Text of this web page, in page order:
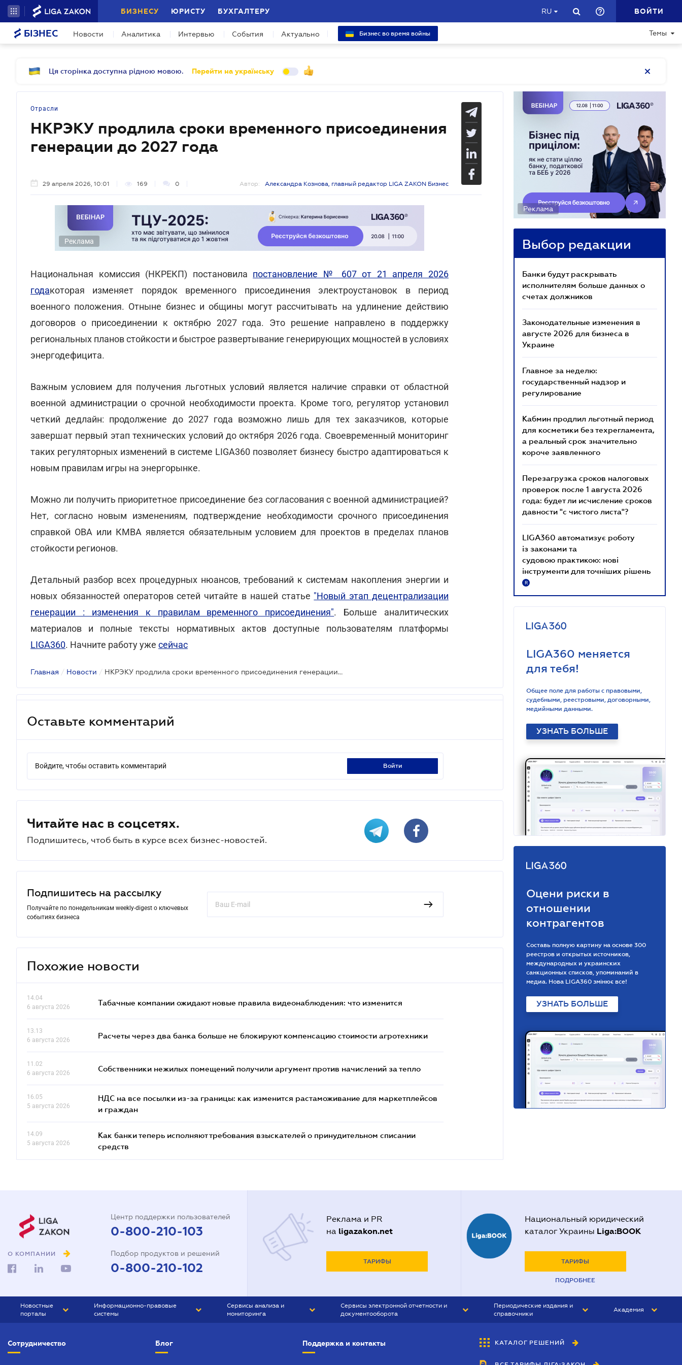
БИЗНЕСУ ЮРИСТУ БУХГАЛТЕРУ RU ВОЙТИ
БІЗНЕС Новости Аналитика Интервью События Актуально Бизнес во время войны Темы
Ця сторінка доступна рідною мовою. Перейти на українську
Отрасли
НКРЭКУ продлила сроки временного присоединения
генерации до 2027 года
29 апреля 2026, 10:01 169 0 Автор: Александра Кознова, главный редактор LIGA ZAKON Бизнес
Реклама
Национальная комиссия (НКРЕКП) постановила постановление № 607 от 21 апреля 2026
годакоторая изменяет порядок временного присоединения электроустановок в период
военного положения. Отныне бизнес и общины могут рассчитывать на удлинение действию
договоров о присоединении к октябрю 2027 года. Это решение направлено в поддержку
региональных планов стойкости и быстрое развертывание генерирующих мощностей в условиях
энергодефицита.
Важным условием для получения льготных условий является наличие справки от областной
военной администрации о срочной необходимости проекта. Кроме того, регулятор установил
четкий дедлайн: продолжение до 2027 года возможно лишь для тех заказчиков, которые
завершат первый этап технических условий до октября 2026 года. Своевременный мониторинг
таких регуляторных изменений в системе LIGA360 позволяет бизнесу быстро адаптироваться к
новым правилам игры на энергорынке.
Можно ли получить приоритетное присоединение без согласования с военной администрацией?
Нет, согласно новым изменениям, подтверждение необходимости срочного присоединения
справкой ОВА или КМВА является обязательным условием для проектов в пределах планов
стойкости регионов.
Детальный разбор всех процедурных нюансов, требований к системам накопления энергии и
новых обязанностей операторов сетей читайте в нашей статье "Новый этап децентрализации
генерации : изменения к правилам временного присоединения". Больше аналитических
материалов и полные тексты нормативных актов доступные пользователям платформы
LIGA360. Начните работу уже сейчас
Главная / Новости / НКРЭКУ продлила сроки временного присоединения генерации до 2027 года
Оставьте комментарий
Войдите, чтобы оставить комментарий войти
Читайте нас в соцсетях.
Подпишитесь, чтоб быть в курсе всех бизнес-новостей.
Подпишитесь на рассылку
Получайте по понедельникам weekly-digest о ключевых
событиях бизнеса
Похожие новости
14.04
6 августа 2026
Табачные компании ожидают новые правила видеонаблюдения: что изменится
13.13
6 августа 2026
Расчеты через два банка больше не блокируют компенсацию стоимости агротехники
11.02
6 августа 2026
Собственники нежилых помещений получили аргумент против начислений за тепло
16.05
5 августа 2026
НДС на все посылки из-за границы: как изменится растаможивание для маркетплейсов
и граждан
14.09
5 августа 2026
Как банки теперь исполняют требования взыскателей о принудительном списании
средств
Реклама
Выбор редакции
Банки будут раскрывать
исполнителям больше данных о
счетах должников
Законодательные изменения в
августе 2026 для бизнеса в
Украине
Главное за неделю:
государственный надзор и
регулирование
Кабмин продлил льготный период
для косметики без техрегламента,
а реальный срок значительно
короче заявленного
Перезагрузка сроков налоговых
проверок после 1 августа 2026
года: будет ли исчисление сроков
давности "с чистого листа"?
LIGA360 автоматизує роботу
із законами та
судовою практикою: нові
інструменти для точніших рішень
R
LIGA360 меняется
для тебя!
Общее поле для работы с правовыми,
судебными, реестровыми, договорными,
медийными данными.
УЗНАТЬ БОЛЬШЕ
Оцени риски в
отношении
контрагентов
Составь полную картину на основе 300
реестров и открытых источников,
международных и украинских
санкционных списков, упоминаний в
медиа. Нова LIGA360 змінює все!
УЗНАТЬ БОЛЬШЕ
О КОМПАНИИ
Центр поддержки пользователей
0-800-210-103
Подбор продуктов и решений
0-800-210-102
Реклама и PR
на ligazakon.net
ТАРИФЫ
Национальный юридический
каталог Украины Liga:BOOK
ТАРИФЫ
ПОДРОБНЕЕ
Новостные
порталы
БИЗНЕС
Информационно-правовые
системы
Сервисы анализа и
мониторинга
Сервисы электронной отчетности и
документооборота
Периодические издания и
справочники
БУХГАЛТЕР&ЗАКОН
Академия
Сотрудничество Блог Поддержка и контакты КАТАЛОГ РЕШЕНИЙ